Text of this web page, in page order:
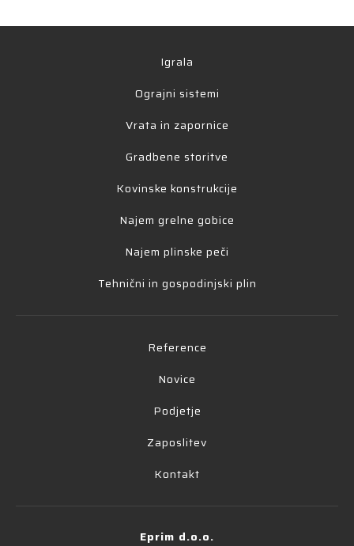
Igrala
Ograjni sistemi
Vrata in zapornice
Gradbene storitve
Kovinske konstrukcije
Najem grelne gobice
Najem plinske peči
Tehnični in gospodinjski plin
Reference
Novice
Podjetje
Zaposlitev
Kontakt
Eprim d.o.o.